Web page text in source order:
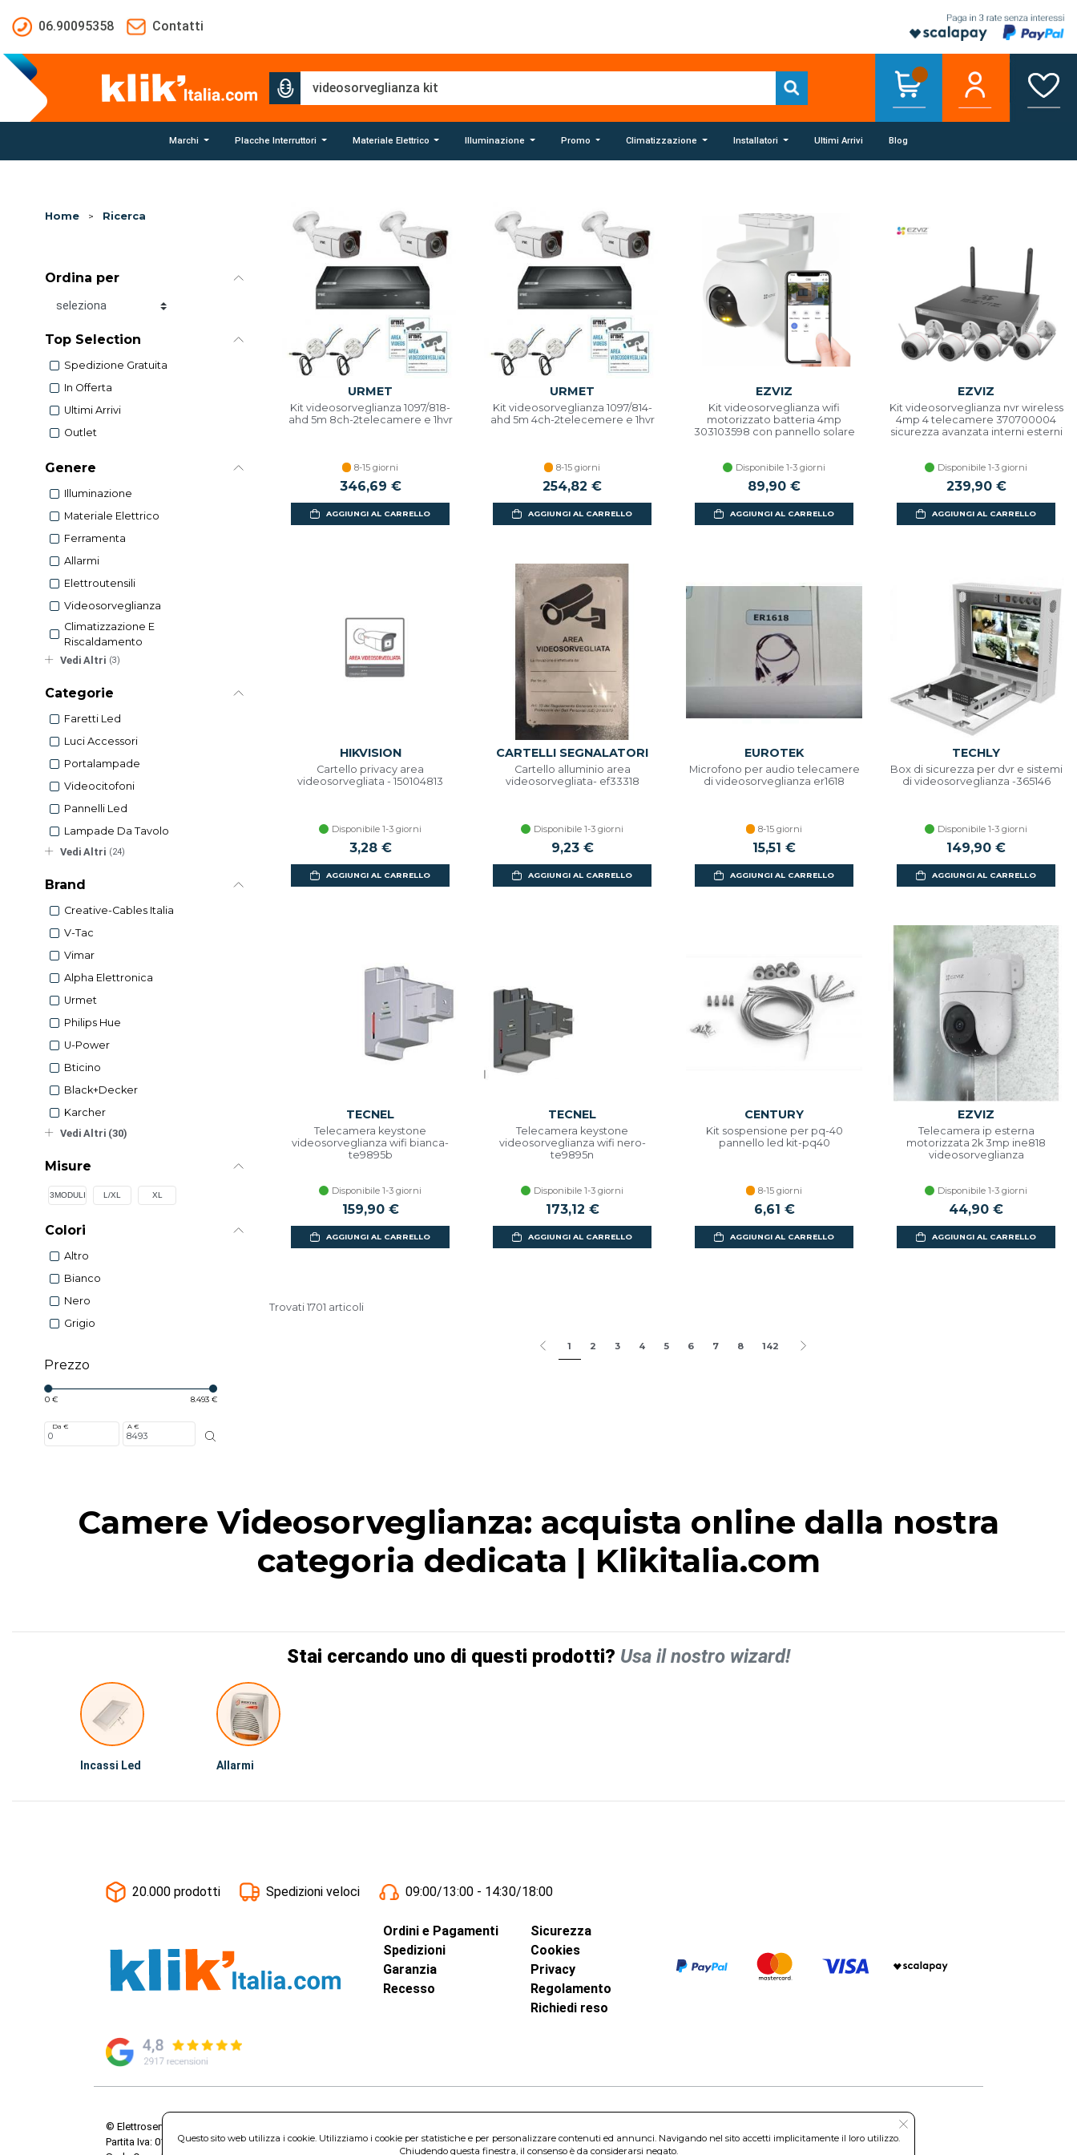
06.90095358
Contatti
Marchi Placche Interruttori Materiale Elettrico Illuminazione Promo Climatizzazione Installatori Ultimi Arrivi Blog
Home > Ricerca
Ordina per
Ordina per
Top Selection
Spedizione Gratuita
In Offerta
Ultimi Arrivi
Outlet
Genere
Illuminazione
Materiale Elettrico
Ferramenta
Allarmi
Elettroutensili
Videosorveglianza
Climatizzazione E
Riscaldamento
Vedi Altri (3)
Categorie
Faretti Led
Luci Accessori
Portalampade
Videocitofoni
Pannelli Led
Lampade Da Tavolo
Vedi Altri (24)
Brand
Creative-Cables Italia
V-Tac
Vimar
Alpha Elettronica
Urmet
Philips Hue
U-Power
Bticino
Black+decker
Karcher
Vedi Altri (30)
Misure
3MODULI L/XL XL
Colori
Altro
Bianco
Nero
Grigio
Prezzo
0 € 8.493 €
Da € A €
URMET
Kit videosorveglianza 1097/818-
ahd 5m 8ch-2telecamere e 1hvr
8-15 giorni
346,69 €
AGGIUNGI AL CARRELLO
URMET
Kit videosorveglianza 1097/814-
ahd 5m 4ch-2telecemere e 1hvr
8-15 giorni
254,82 €
AGGIUNGI AL CARRELLO
EZVIZ
Kit videosorveglianza wifi
motorizzato batteria 4mp
303103598 con pannello solare
Disponibile 1-3 giorni
89,90 €
AGGIUNGI AL CARRELLO
EZVIZ
Kit videosorveglianza nvr wireless
4mp 4 telecamere 370700004
sicurezza avanzata interni esterni
Disponibile 1-3 giorni
239,90 €
AGGIUNGI AL CARRELLO
HIKVISION
Cartello privacy area
videosorvegliata - 150104813
Disponibile 1-3 giorni
3,28 €
AGGIUNGI AL CARRELLO
CARTELLI SEGNALATORI
Cartello alluminio area
videosorvegliata- ef33318
Disponibile 1-3 giorni
9,23 €
AGGIUNGI AL CARRELLO
EUROTEK
Microfono per audio telecamere
di videosorveglianza er1618
8-15 giorni
15,51 €
AGGIUNGI AL CARRELLO
TECHLY
Box di sicurezza per dvr e sistemi
di videosorveglianza -365146
Disponibile 1-3 giorni
149,90 €
AGGIUNGI AL CARRELLO
TECNEL
Telecamera keystone
videosorveglianza wifi bianca-
te9895b
Disponibile 1-3 giorni
159,90 €
AGGIUNGI AL CARRELLO
TECNEL
Telecamera keystone
videosorveglianza wifi nero-
te9895n
Disponibile 1-3 giorni
173,12 €
AGGIUNGI AL CARRELLO
CENTURY
Kit sospensione per pq-40
pannello led kit-pq40
8-15 giorni
6,61 €
AGGIUNGI AL CARRELLO
EZVIZ
Telecamera ip esterna
motorizzata 2k 3mp ine818
videosorveglianza
Disponibile 1-3 giorni
44,90 €
AGGIUNGI AL CARRELLO
Trovati 1701 articoli
1 2 3 4 5 6 7 8 142
Camere Videosorveglianza: acquista online dalla nostra
categoria dedicata | Klikitalia.com
Stai cercando uno di questi prodotti? Usa il nostro wizard!
Incassi Led Allarmi
20.000 prodotti Spedizioni veloci 09:00/13:00 - 14:30/18:00
Ordini e Pagamenti
Spedizioni
Garanzia
Recesso
Sicurezza
Cookies
Privacy
Regolamento
Richiedi reso
© Elettroservice Spa - Sede Legale: Via Leonardo da Vinci, 40 - 00015 Monterotondo Scalo (RM)
Partita Iva: 01586761007 - Codice Fiscale: 06634500588 Capitale Sociale 1.600.000,00 Euro i.v. Iscritto al Registro delle Imprese di Roma REA: RM-535144
Questo sito web utilizza i cookie. Utilizziamo i cookie per statistiche e per personalizzare contenuti ed annunci. Navigando nel sito accetti implicitamente il loro utilizzo.
Chiudendo questa finestra, il consenso è da considerarsi negato.